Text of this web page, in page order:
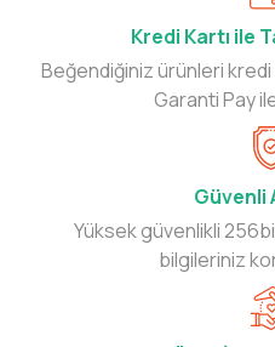
Kredi Kartı ile
Beğendiğiniz ürünleri kredi
Garanti Pay
Güvenli
Yüksek güvenlikli
bilgileriniz